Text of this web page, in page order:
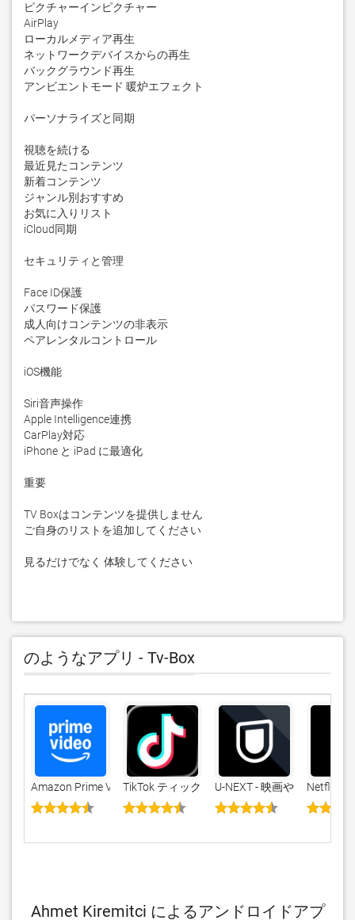
ピクチャーインピクチャー
AirPlay
ローカルメディア再生
ネットワークデバイスからの再生
バックグラウンド再生
アンビエントモード 暖炉エフェクト
パーソナライズと同期
視聴を続ける
最近見たコンテンツ
新着コンテンツ
ジャンル別おすすめ
お気に入りリスト
iCloud同期
セキュリティと管理
Face ID保護
パスワード保護
成人向けコンテンツの非表示
ペアレンタルコントロール
iOS機能
Siri音声操作
Apple Intelligence連携
CarPlay対応
iPhone と iPad に最適化
重要
TV Boxはコンテンツを提供しません
ご自身のリストを追加してください
見るだけでなく 体験してください
のようなアプリ - Tv-Box
Amazon Prime VideoTikTok ティックトックU-NEXT - 映画やドラマ、
Netflix
Ahmet Kiremitci によるアンドロイドアプ